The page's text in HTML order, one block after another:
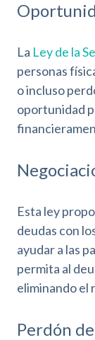
La Ley de la
personas
o incluso
oportunidad
Esta ley
deudas con
ayudar a las
permita al
eliminando el
Perdón